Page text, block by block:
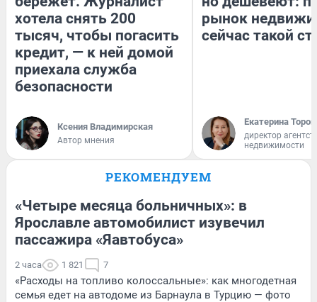
хотела снять 200
тысяч, чтобы погасить
кредит, — к ней домой
приехала служба
безопасности
Ксения Владимирская
Автор мнения
рынок
сейчас такой
Екатерина
директор
недвижимости
РЕКОМЕНДУЕМ
«Четыре месяца больничных»: в
Ярославле автомобилист изувечил
пассажира «Яавтобуса»
2 часа 1 821 7
«Расходы на топливо колоссальные»: как многодетная
семья едет на автодоме из Барнаула в Турцию — фото